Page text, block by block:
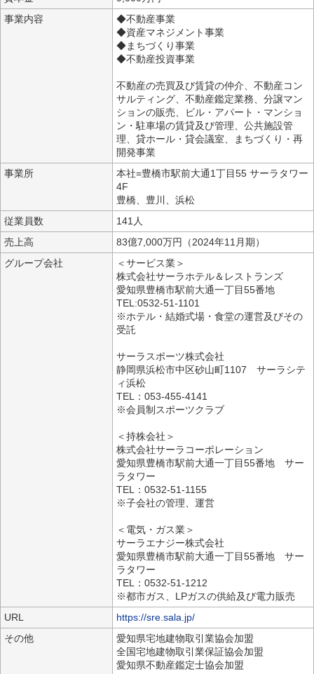
事業内容
◆不動産事業
◆資産マネジメント事業
◆まちづくり事業
◆不動産投資事業
不動産の売買及び賃貸の仲介、不動産コン
サルティング、不動産鑑定業務、分譲マン
ションの販売、ビル・アパート・マンショ
ン・駐車場の賃貸及び管理、公共施設管
理、貸ホール・貸会議室、まちづくり・再
開発事業
事業所
本社=豊橋市駅前大通1丁目55 サーラタワー
4F
豊橋、豊川、浜松
従業員数
141人
売上高
83億7,000万円（2024年11月期）
グループ会社
＜サービス業＞
株式会社サーラホテル＆レストランズ
愛知県豊橋市駅前大通一丁目55番地
TEL:0532-51-1101
※ホテル・結婚式場・食堂の運営及びその
受託
サーラスポーツ株式会社
静岡県浜松市中区砂山町1107 サーラシテ
ィ浜松
TEL：053-455-4141
※会員制スポーツクラブ
＜持株会社＞
株式会社サーラコーポレーション
愛知県豊橋市駅前大通一丁目55番地 サー
ラタワー
TEL：0532-51-1155
※子会社の管理、運営
＜電気・ガス業＞
サーラエナジー株式会社
愛知県豊橋市駅前大通一丁目55番地 サー
ラタワー
TEL：0532-51-1212
※都市ガス、LPガスの供給及び電力販売
URL
https://sre.sala.jp/
その他
愛知県宅地建物取引業協会加盟
全国宅地建物取引業保証協会加盟
愛知県不動産鑑定士協会加盟